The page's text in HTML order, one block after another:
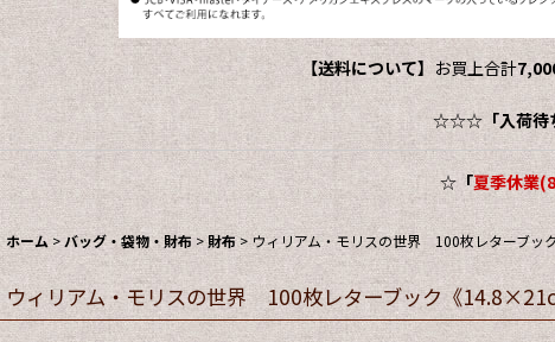
【送料について】 お買上合計
☆☆☆ 「入荷
☆ 「夏季休業
ホーム > バッグ・袋物・財布 > 財布> ウィリアム・モリスの世界 100枚レターブッ
ウィリアム・モリスの世界 100枚レターブック《